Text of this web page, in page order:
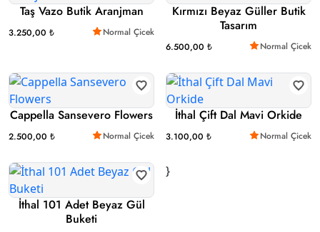
Taş Vazo Butik Aranjman
3.250,00 ₺ Normal Çicek
Kırmızı Beyaz Güller Butik
Tasarım
6.500,00 ₺ Normal Çicek
Cappella Sansevero Flowers
2.500,00 ₺ Normal Çicek
İthal Çift Dal Mavi Orkide
3.100,00 ₺ Normal Çicek
İthal 101 Adet Beyaz Gül
Buketi
}